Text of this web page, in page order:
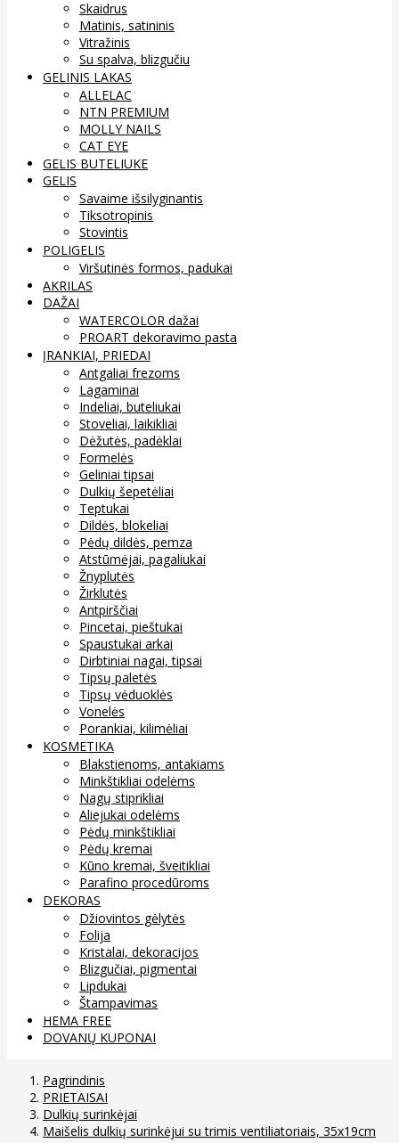
Skaidrus
Matinis, satininis
Vitražinis
Su spalva, blizgučiu
GELINIS LAKAS
ALLELAC
NTN PREMIUM
MOLLY NAILS
CAT EYE
GELIS BUTELIUKE
GELIS
Savaime išsilyginantis
Tiksotropinis
Stovintis
POLIGELIS
Viršutinės formos, padukai
AKRILAS
DAŽAI
WATERCOLOR dažai
PROART dekoravimo pasta
ĮRANKIAI, PRIEDAI
Antgaliai frezoms
Lagaminai
Indeliai, buteliukai
Stoveliai, laikikliai
Dėžutės, padėklai
Formelės
Geliniai tipsai
Dulkių šepetėliai
Teptukai
Dildės, blokeliai
Pėdų dildės, pemza
Atstūmėjai, pagaliukai
Žnyplutės
Žirklutės
Antpirščiai
Pincetai, pieštukai
Spaustukai arkai
Dirbtiniai nagai, tipsai
Tipsų paletės
Tipsų vėduoklės
Vonelės
Porankiai, kilimėliai
KOSMETIKA
Blakstienoms, antakiams
Minkštikliai odelėms
Nagų stiprikliai
Aliejukai odelėms
Pėdų minkštikliai
Pėdų kremai
Kūno kremai, šveitikliai
Parafino procedūroms
DEKORAS
Džiovintos gėlytės
Folija
Kristalai, dekoracijos
Blizgučiai, pigmentai
Lipdukai
Štampavimas
HEMA FREE
DOVANŲ KUPONAI
Pagrindinis
PRIETAISAI
Dulkių surinkėjai
Maišelis dulkių surinkėjui su trimis ventiliatoriais, 35x19cm